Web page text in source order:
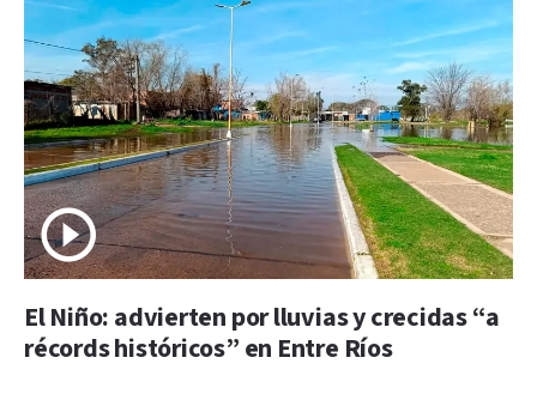
El Niño: advierten por lluvias y crecidas “a
récords históricos” en Entre Ríos